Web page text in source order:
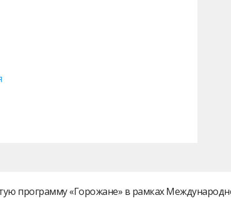
программу «Горожане» в рамках